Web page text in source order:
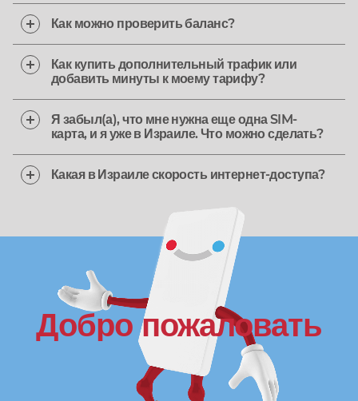
Как можно проверить баланс?
Как купить дополнительный трафик или
добавить минуты к моему тарифу?
Я забыл(а), что мне нужна еще одна SIM-
карта, и я уже в Израиле. Что можно сделать?
Какая в Израиле скорость интернет-доступа?
Добро пожаловать